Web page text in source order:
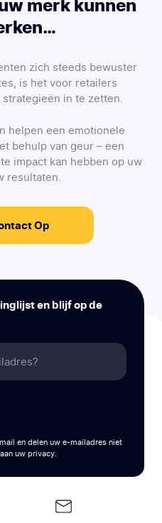
merk kunnen
zich steeds bewuster
is het voor retailers
in te zetten.
helpen een emotionele
behulp van geur – een
impact kan hebben op uw
resultaten.
Op
en blijf op de
en delen uw e-mailadres niet
uw privacy.